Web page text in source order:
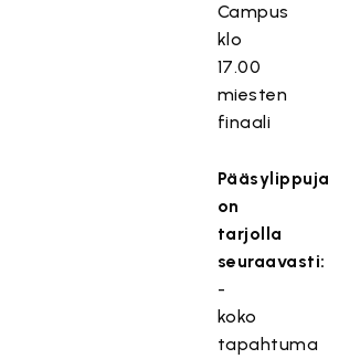
Campus
klo
17.00
miesten
finaali
Pääsylippuja
on
tarjolla
seuraavasti:
-
koko
tapahtuma